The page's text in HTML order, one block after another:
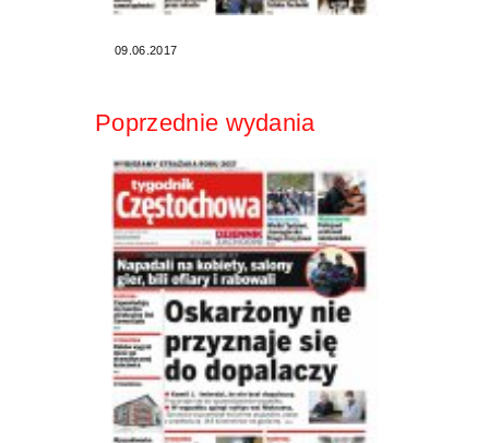
09.06.2017
Poprzednie wydania